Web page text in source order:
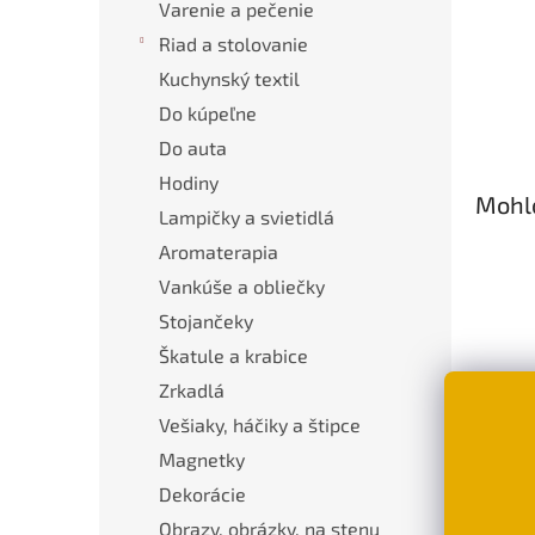
Varenie a pečenie
Riad a stolovanie
Kuchynský textil
Do kúpeľne
Do auta
Hodiny
Lampičky a svietidlá
Aromaterapia
Vankúše a obliečky
Stojančeky
Škatule a krabice
Zrkadlá
Vešiaky, háčiky a štipce
Magnetky
Dekorácie
Obrazy, obrázky, na stenu